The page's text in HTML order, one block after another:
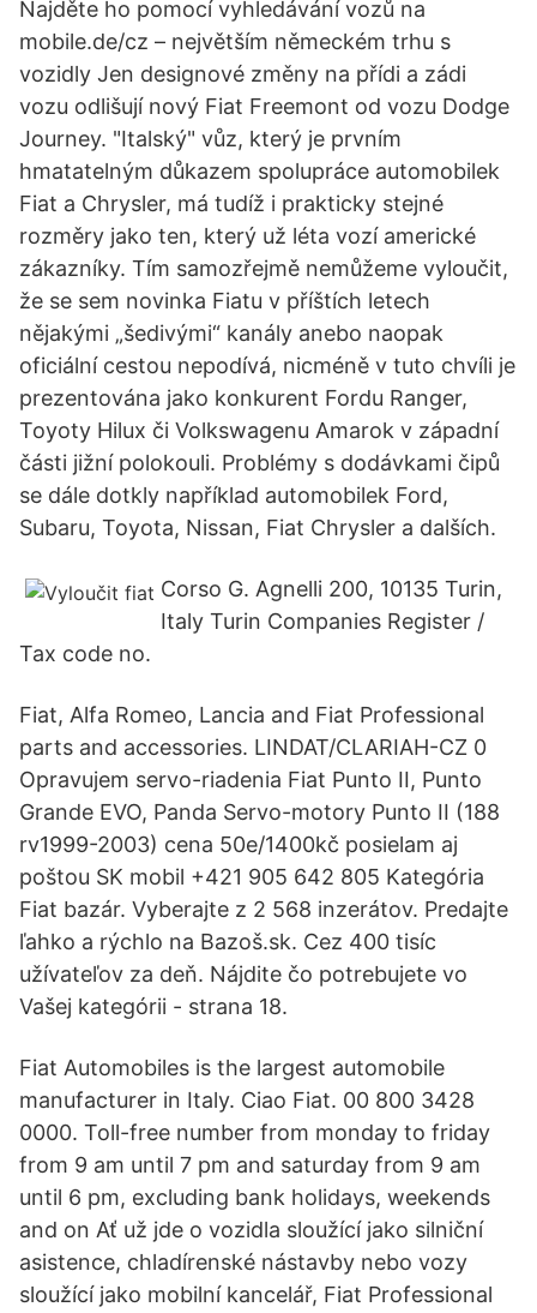
Najděte ho pomocí vyhledávání vozů na
mobile.de/cz – největším německém trhu s
vozidly Jen designové změny na přídi a zádi
vozu odlišují nový Fiat Freemont od vozu Dodge
Journey. "Italský" vůz, který je prvním
hmatatelným důkazem spolupráce automobilek
Fiat a Chrysler, má tudíž i prakticky stejné
rozměry jako ten, který už léta vozí americké
zákazníky. Tím samozřejmě nemůžeme vyloučit,
že se sem novinka Fiatu v příštích letech
nějakými „šedivými“ kanály anebo naopak
oficiální cestou nepodívá, nicméně v tuto chvíli je
prezentována jako konkurent Fordu Ranger,
Toyoty Hilux či Volkswagenu Amarok v západní
části jižní polokouli. Problémy s dodávkami čipů
se dále dotkly například automobilek Ford,
Subaru, Toyota, Nissan, Fiat Chrysler a dalších.
Corso G. Agnelli 200, 10135 Turin,
Italy Turin Companies Register /
Tax code no.
Fiat, Alfa Romeo, Lancia and Fiat Professional
parts and accessories. LINDAT/CLARIAH-CZ 0
Opravujem servo-riadenia Fiat Punto II, Punto
Grande EVO, Panda Servo-motory Punto II (188
rv1999-2003) cena 50e/1400kč posielam aj
poštou SK mobil +421 905 642 805 Kategória
Fiat bazár. Vyberajte z 2 568 inzerátov. Predajte
ľahko a rýchlo na Bazoš.sk. Cez 400 tisíc
užívateľov za deň. Nájdite čo potrebujete vo
Vašej kategórii - strana 18.
Fiat Automobiles is the largest automobile
manufacturer in Italy. Ciao Fiat. 00 800 3428
0000. Toll-free number from monday to friday
from 9 am until 7 pm and saturday from 9 am
until 6 pm, excluding bank holidays, weekends
and on Ať už jde o vozidla sloužící jako silniční
asistence, chladírenské nástavby nebo vozy
sloužící jako mobilní kancelář, Fiat Professional